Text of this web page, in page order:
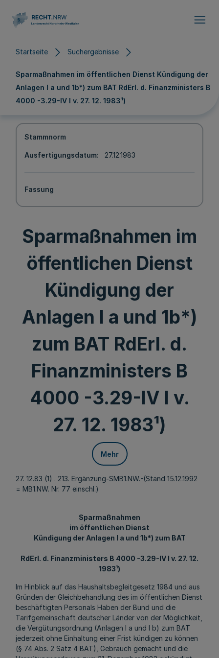
Startseite Suchergebnisse
Sparmaßnahmen im öffentlichen Dienst Kündigung der
Anlagen l a und 1b*) zum BAT RdErl. d. Finanzministers B
4000 -3.29-IV l v. 27. 12. 1983¹)
Stammnorm
Ausfertigungsdatum 27.12.1983
Fassung
Sparmaßnahmen im
öffentlichen Dienst
Kündigung der
Anlagen l a und 1b*)
zum BAT RdErl. d.
Finanzministers B
4000 -3.29-IV l v.
27. 12. 1983¹)
Mehr
27. 12.83 (1) . 213. Ergänzung-SMB1.NW.-(Stand 15.12.1992
= MB1.NW. Nr. 77 einschl.)
Sparmaßnahmen
im öffentlichen Dienst
Kündigung der Anlagen l a und 1b*) zum BAT
RdErl. d. Finanzministers B 4000 -3.29-IV l v. 27. 12.
1983¹)
Im Hinblick auf das Haushaltsbegleitgesetz 1984 und aus
Gründen der Gleichbehandlung des im öffentlichen Dienst
beschäftigten Personals Haben der Bund und die
Tarifgemeinschaft deutscher Länder von der Möglichkeit,
die Vergütungsordnung (Anlagen l a und l b) zum BAT
jederzeit ohne Einhaltung einer Frist kündigen zu können
(§ 74 Abs. 2 Satz 4 BAT), Gebrauch gemacht und die